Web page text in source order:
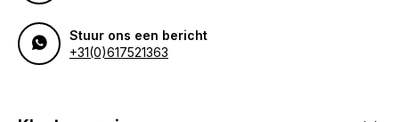
Stuur ons een bericht
+31(0)617521363